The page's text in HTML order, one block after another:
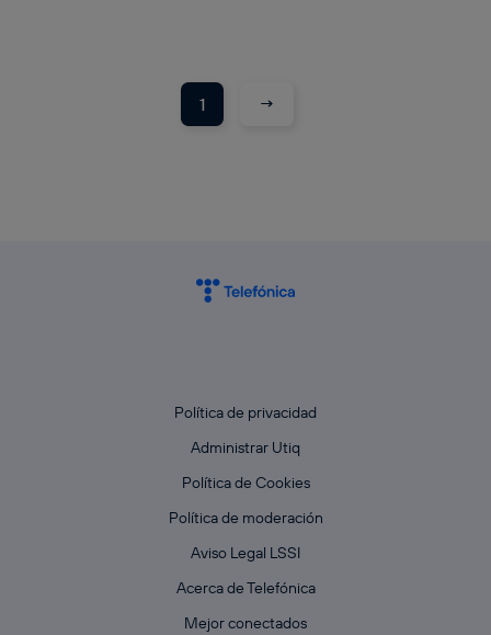
1 →
Política de privacidad
Administrar Utiq
Política de Cookies
Política de moderación
Aviso Legal LSSI
Acerca de Telefónica
Mejor conectados